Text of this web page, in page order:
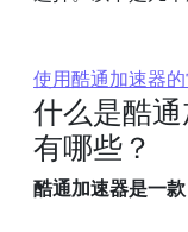
使用酷通加速器
什么是酷
有哪些？
酷通加速器是一款